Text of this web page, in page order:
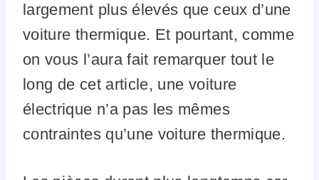
largement plus élevés que ceux d’une
voiture thermique. Et pourtant, comme
on vous l’aura fait remarquer tout le
long de cet article, une voiture
électrique n’a pas les mêmes
contraintes qu’une voiture thermique.